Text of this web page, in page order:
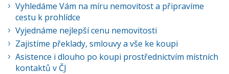
Vyhledáme Vám na míru nemovitost a připravíme
cestu k prohlídce
Vyjednáme nejlepší cenu nemovitosti
Zajistíme překlady, smlouvy a vše ke koupi
Asistence i dlouho po koupi prostřednictvím místních
kontaktů v ČJ